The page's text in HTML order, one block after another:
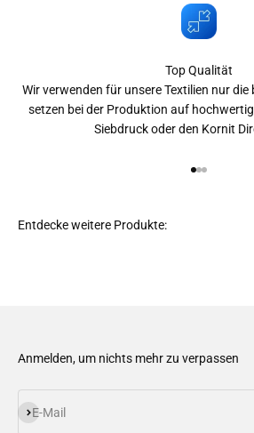
Top Qualität
Wir verwenden für unsere Textilien nur
setzen bei der Produktion auf
Siebdruck oder den Kornit
Anmelden, um nichts mehr zu verpassen
E-Mail
Abonnieren